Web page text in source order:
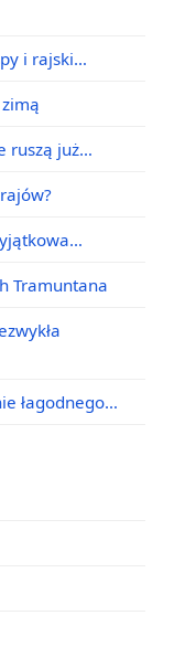
i rajski…
ruszą już…
Tramuntana
łagodnego…